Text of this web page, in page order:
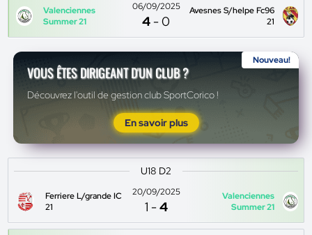
Valenciennes
Summer 21
06/09/2025
4 -0
Avesnes S/helpe Fc96
21
Nouveau!
VOUS ÊTES DIRIGEANT D'UN CLUB ?
Découvrez l'outil de gestion club SportCorico !
En savoir plus
U18 D2
Ferriere L/grande IC
21
20/09/2025
1 -4
Valenciennes
Summer 21